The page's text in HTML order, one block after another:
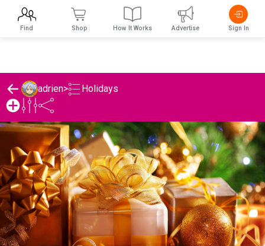
adrien> Holidays
Find Shop How It Works Advertise Sign In